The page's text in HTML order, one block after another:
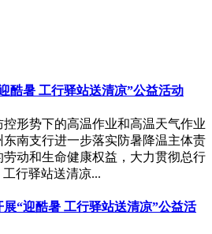
酷暑 工行驿站送清凉”公益活动
形势下的高温作业和高温天气作业
南支行进一步落实防暑降温主体责
动和生命健康权益，大力贯彻总行
行驿站送清凉...
“迎酷暑 工行驿站送清凉”公益活